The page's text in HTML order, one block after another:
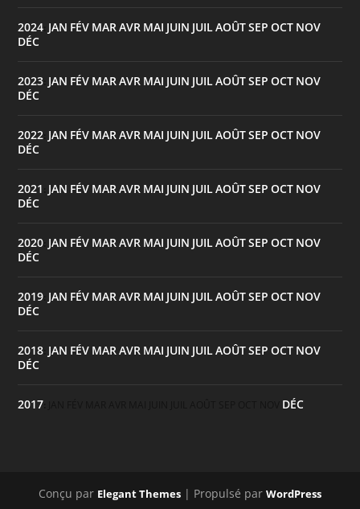
2024 JAN FÉV MARAVR MAI JUIN JUILAOÛTSEP OCT NOV
DÉC
2023 JAN FÉV MARAVR MAI JUIN JUILAOÛTSEP OCT NOV
DÉC
2022 JAN FÉV MARAVR MAI JUIN JUILAOÛTSEP OCT NOV
DÉC
2021 JAN FÉV MARAVR MAI JUIN JUILAOÛTSEP OCT NOV
DÉC
2020 JAN FÉV MARAVR MAI JUIN JUILAOÛTSEP OCT NOV
DÉC
2019 JAN FÉV MARAVR MAI JUIN JUILAOÛTSEP OCT NOV
DÉC
2018 JAN FÉV MARAVR MAI JUIN JUILAOÛTSEP OCT NOV
DÉC
2017 DÉC
Conçu par Elegant Themes | Propulsé par WordPress